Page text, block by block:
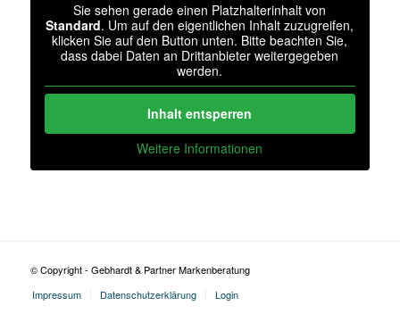
Sie sehen gerade einen Platzhalterinhalt von
Standard. Um auf den eigentlichen Inhalt zuzugreifen,
klicken Sie auf den Button unten. Bitte beachten Sie,
dass dabei Daten an Drittanbieter weitergegeben
werden.
Inhalt entsperren
Weitere Informationen
© Copyright - Gebhardt & Partner Markenberatung
Impressum
Datenschutzerklärung Login